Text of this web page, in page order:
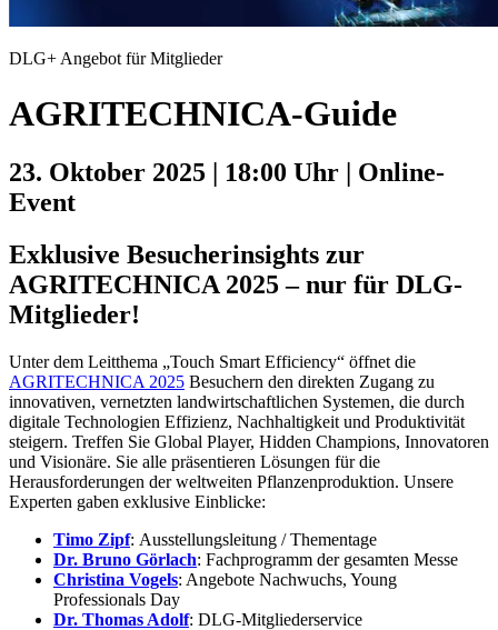
DLG+ Angebot für Mitglieder
AGRITECHNICA-Guide
23. Oktober 2025 | 18:00 Uhr | Online-
Event
Exklusive Besucherinsights zur
AGRITECHNICA 2025 – nur für DLG-
Mitglieder!
Unter dem Leitthema „Touch Smart Efficiency“ öffnet die
AGRITECHNICA 2025 Besuchern den direkten Zugang zu
innovativen, vernetzten landwirtschaftlichen Systemen, die durch
digitale Technologien Effizienz, Nachhaltigkeit und Produktivität
steigern. Treffen Sie Global Player, Hidden Champions, Innovatoren
und Visionäre. Sie alle präsentieren Lösungen für die
Herausforderungen der weltweiten Pflanzenproduktion. Unsere
Experten gaben exklusive Einblicke:
Timo Zipf: Ausstellungsleitung / Thementage
Dr. Bruno Görlach: Fachprogramm der gesamten Messe
Christina Vogels: Angebote Nachwuchs, Young
Professionals Day
Dr. Thomas Adolf: DLG-Mitgliederservice